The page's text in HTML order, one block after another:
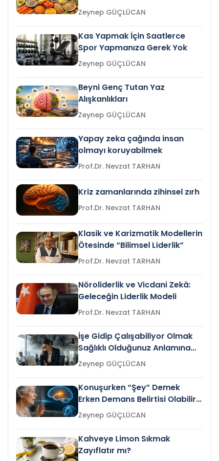
Zeynep GÜÇLÜCAN
Kas Yapmak İçin Saatlerce
Spor Yapmanıza Gerek Yok
Zeynep GÜÇLÜCAN
Beyni Genç Tutan Yaz
Alışkanlıkları
Zeynep GÜÇLÜCAN
Yapay zeka çağında insan
olmayı koruyabilmek
Prof.Dr. Nevzat TARHAN
Kriz zamanlarında zihinsel zırh
Prof.Dr. Nevzat TARHAN
Klasik ve Karizmatik Modellerin
Ötesinde “Bilimsel Liderlik”
Prof.Dr. Nevzat TARHAN
Nöroliderlik ve Vicdani Zekâ:
Geleceğin Liderlik Modeli
Prof.Dr. Nevzat TARHAN
İşe Gidip Çalışabiliyor Olmak
Sağlıklı Olduğunuz Anlamına
Gelir mi?Zeynep GÜÇLÜCAN
Konuşurken “Şey” Demek
Erken Demans Belirtisi Olabilir
mi?
Zeynep GÜÇLÜCAN
Kahveye Limon Sıkmak
Zayıflatır mı?